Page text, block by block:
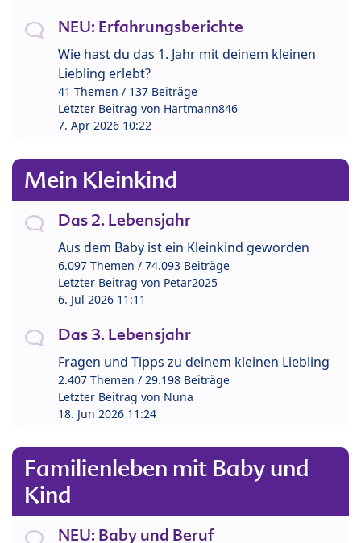
NEU: Erfahrungsberichte
Wie hast du das 1. Jahr mit deinem kleinen
Liebling erlebt?
41 Themen / 137 Beiträge
Letzter Beitrag von Hartmann846
7. Apr 2026 10:22
Mein Kleinkind
Das 2. Lebensjahr
Aus dem Baby ist ein Kleinkind geworden
6.097 Themen / 74.093 Beiträge
Letzter Beitrag von Petar2025
6. Jul 2026 11:11
Das 3. Lebensjahr
Fragen und Tipps zu deinem kleinen Liebling
2.407 Themen / 29.198 Beiträge
Letzter Beitrag von Nuna
18. Jun 2026 11:24
Familienleben mit Baby und
Kind
NEU: Baby und Beruf